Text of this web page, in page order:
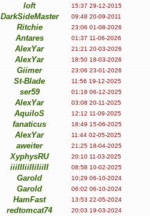
loft 15:37 29-12-2015
DarkSideMaster 09:48 20-09-2011
Ritchie 23:06 01-08-2026
Antares 01:37 11-06-2026
AlexYar 21:21 20-03-2026
AlexYar 18:50 18-03-2026
Giimer 23:06 23-01-2026
St-Blade 11:56 19-12-2025
ser59 01:18 06-12-2025
AlexYar 03:08 20-11-2025
AquiloS 12:12 11-09-2025
fanaticus 18:49 15-06-2025
AlexYar 11:44 02-05-2025
aweiter 21:25 18-04-2025
XyphysRU 20:10 11-03-2025
iiiIIIiiIIiIiiII 08:58 10-02-2025
Garold 10:29 06-10-2024
Garold 06:02 06-10-2024
HamFast 13:53 22-05-2024
redtomcat74 20:03 19-03-2024